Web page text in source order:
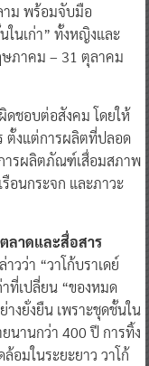
าม พร้อมจับมือ
นเก่า” ทั้งหญิงและ
ภาคม – 31 ตุลาคม
ดชอบต่อสังคม โดยให้
ตั้งแต่การผลิตที่ปลอด
ารผลิตภัณฑ์เสื่อมสภาพ
อนกระจก และภาวะ
ลาดและสื่อสาร
าวว่า “วาโก้บราเดย์
าที่เปลี่ยน “ของหมด
งยั่งยืน เพราะชุดชั้นใน
นานกว่า 400 ปี การทิ้ง
อมในระยะยาว วาโก้